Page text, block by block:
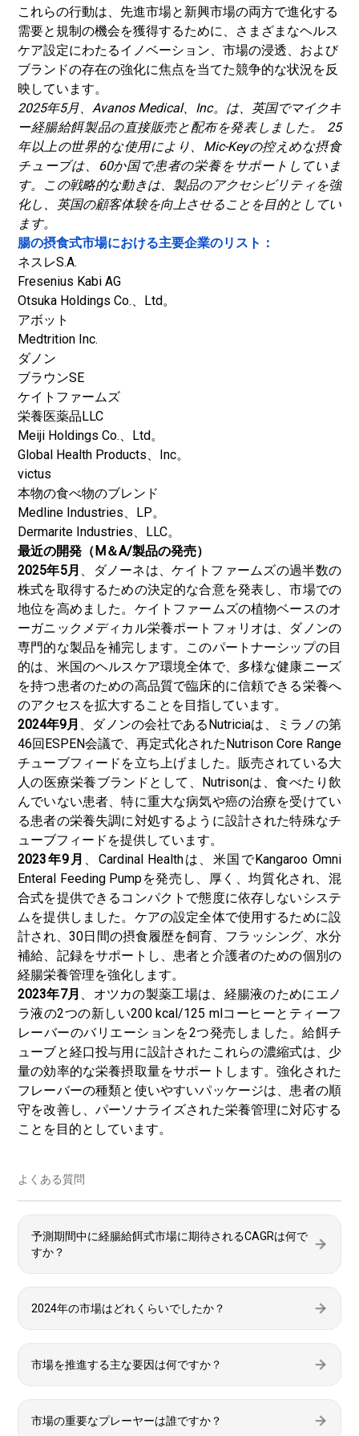
これらの行動は、先進市場と新興市場の両方で進化する
需要と規制の機会を獲得するために、さまざまなヘルス
ケア設定にわたるイノベーション、市場の浸透、および
ブランドの存在の強化に焦点を当てた競争的な状況を反
映しています。
2025年5月、Avanos Medical、Inc。は、英国でマイクキ
ー経腸給餌製品の直接販売と配布を発表しました。 25
年以上の世界的な使用により、Mic-Keyの控えめな摂食
チューブは、60か国で患者の栄養をサポートしていま
す。この戦略的な動きは、製品のアクセシビリティを強
化し、英国の顧客体験を向上させることを目的としてい
ます。
腸の摂食式市場における主要企業のリスト：
ネスレS.A.
Fresenius Kabi AG
Otsuka Holdings Co.、Ltd。
アボット
Medtrition Inc.
ダノン
ブラウンSE
ケイトファームズ
栄養医薬品LLC
Meiji Holdings Co.、Ltd。
Global Health Products、Inc。
victus
本物の食べ物のブレンド
Medline Industries、LP。
Dermarite Industries、LLC。
最近の開発（M＆A/製品の発売）
2025年5月 、ダノーネは、ケイトファームズの過半数の
株式を取得するための決定的な合意を発表し、市場での
地位を高めました。ケイトファームズの植物ベースのオ
ーガニックメディカル栄養ポートフォリオは、ダノンの
専門的な製品を補完します。このパートナーシップの目
的は、米国のヘルスケア環境全体で、多様な健康ニーズ
を持つ患者のための高品質で臨床的に信頼できる栄養へ
のアクセスを拡大することを目指しています。
2024年9月 、ダノンの会社であるNutriciaは、ミラノの第
46回ESPEN会議で、再定式化されたNutrison Core Range
チューブフィードを立ち上げました。販売されている大
人の医療栄養ブランドとして、Nutrisonは、食べたり飲
んでいない患者、特に重大な病気や癌の治療を受けてい
る患者の栄養失調に対処するように設計された特殊なチ
ューブフィードを提供しています。
2023年9月 、Cardinal Healthは、米国でKangaroo Omni
Enteral Feeding Pumpを発売し、厚く、均質化され、混
合式を提供できるコンパクトで態度に依存しないシステ
ムを提供しました。ケアの設定全体で使用するために設
計され、30日間の摂食履歴を飼育、フラッシング、水分
補給、記録をサポートし、患者と介護者のための個別の
経腸栄養管理を強化します。
2023年7月 、オツカの製薬工場は、経腸液のためにエノ
ラ液の2つの新しい200 kcal/125 mlコーヒーとティーフ
レーバーのバリエーションを2つ発売しました。給餌チ
ューブと経口投与用に設計されたこれらの濃縮式は、少
量の効率的な栄養摂取量をサポートします。強化された
フレーバーの種類と使いやすいパッケージは、患者の順
守を改善し、パーソナライズされた栄養管理に対応する
ことを目的としています。
よくある質問
予測期間中に経腸給餌式市場に期待されるCAGRは何で
すか？
2024年の市場はどれくらいでしたか？
市場を推進する主な要因は何ですか？
市場の重要なプレーヤーは誰ですか？